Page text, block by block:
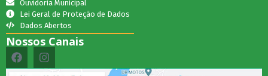
Ouvidoria Municipal
Lei Geral de Proteção de Dados
Dados Abertos
Nossos Canais